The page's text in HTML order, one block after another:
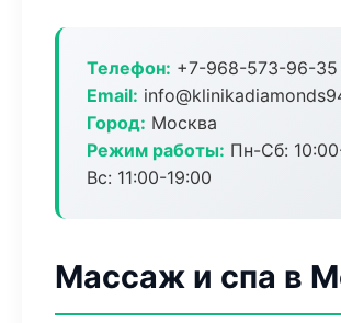
Телефон: +7-968-573-96-35
Email:
Город: Москва
Режим работы: Пн-Сб:
Вс: 11:00-19:00
Массаж и спа в